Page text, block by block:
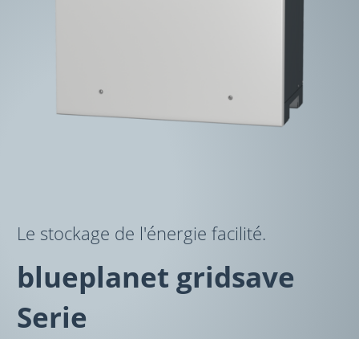
Le stockage de l'énergie facilité.
blueplanet gridsave
Serie